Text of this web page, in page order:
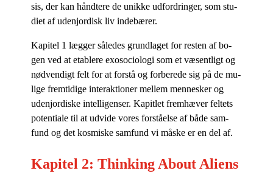
sis, der kan hånd­te­re de unik­ke ud­for­drin­ger, som stu­
di­et af udenjor­disk liv indebærer.
Ka­pi­tel 1 læg­ger så­le­des grund­la­get for re­sten af bo­
gen ved at etab­le­re exo­so­cio­lo­gi som et væ­sent­ligt og
nød­ven­digt felt for at for­stå og for­be­re­de sig på de mu­
li­ge frem­ti­di­ge in­ter­ak­tio­ner mel­lem men­ne­sker og
udenjor­di­ske in­tel­li­gen­ser. Ka­pit­let frem­hæ­ver fel­tets
po­ten­ti­a­le til at ud­vi­de vo­res for­stå­el­se af både sam­
fund og det kos­mi­ske sam­fund vi må­ske er en del af.
Kapitel 2: Thinking About Aliens